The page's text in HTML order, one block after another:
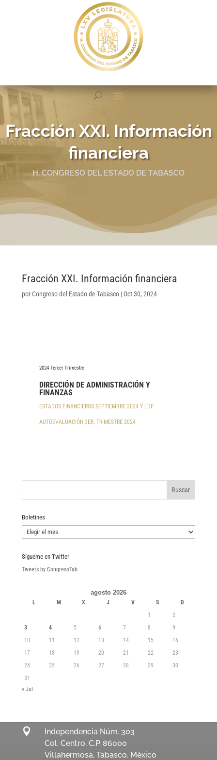
Fracción XXI. Información
financiera
H. CONGRESO DEL ESTADO DE TABASCO
Fracción XXI. Información financiera
por Congreso del Estado de Tabasco| Oct 30, 2024
2024 Tercer Trimestre
DIRECCIÓN DE ADMINISTRACIÓN Y
FINANZAS
ESTADOS FINANCIEROS SEPTIEMBRE 2024 Y LDF
AUTOEVALUACIÓN 3ER. TRIMESTRE 2024
Boletines
Boletines
Sígueme en Twitter
Tweets by CongresoTab
agosto 2026
L M X J V S
D
1
2
3
4 5 6 7 8
9
10
11 12 13 14 15
16
17
18 19 20 21 22
23
24
25 26 27 28 29
30
31
« Jul

Independencia Núm. 303
Col. Centro, C.P. 86000
Villahermosa, Tabasco. México